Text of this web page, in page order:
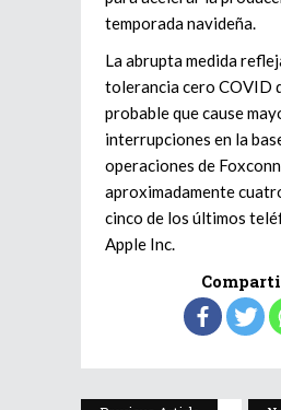
temporada navideña.
La abrupta medida
tolerancia cero COVID
probable que cause
interrupciones en la
operaciones de
aproximadamente
cinco de los últimos
Apple Inc.